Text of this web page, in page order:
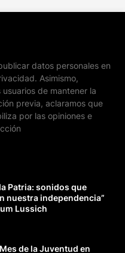
datos personales en
Asimismo,
de mantener la
previa, aclaramos que
por las opiniones e
Patria: sonidos que
nuestra independencia”
Lussich
de la Juventud en